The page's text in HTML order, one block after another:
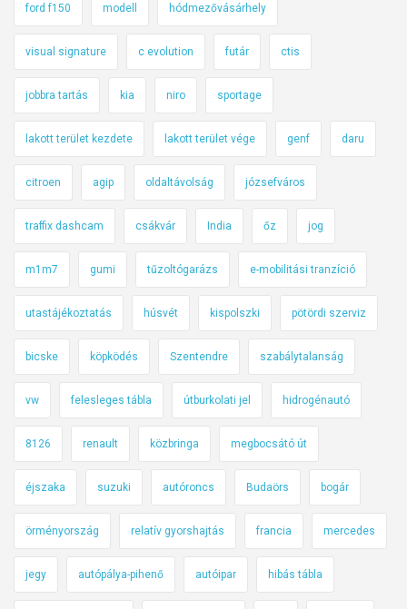
ford f150 modell hódmezővásárhely
visual signature c evolution futár ctis
jobbra tartás kia niro sportage
lakott terület kezdete lakott terület vége genf daru
citroen agip oldaltávolság józsefváros
traffix dashcam csákvár India őz jog
m1m7 gumi tűzoltógarázs e-mobilitási tranzíció
utastájékoztatás húsvét kispolszki pötördi szerviz
bicske köpködés Szentendre szabálytalanság
vw felesleges tábla útburkolati jel hidrogénautó
8126 renault közbringa megbocsátó út
éjszaka suzuki autóroncs Budaörs bogár
örményország relatív gyorshajtás francia mercedes
jegy autópálya-pihenő autóipar hibás tábla